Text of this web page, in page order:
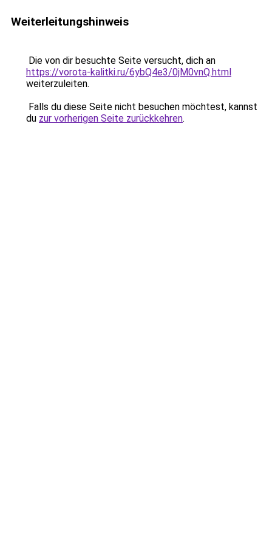
Weiterleitungshinweis
Die von dir besuchte Seite versucht, dich an
https://vorota-kalitki.ru/6ybQ4e3/0jM0vnQ.html
weiterzuleiten.
Falls du diese Seite nicht besuchen möchtest, kannst
du zur vorherigen Seite zurückkehren.